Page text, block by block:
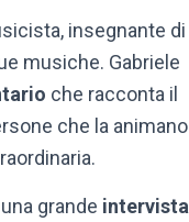
insegnante di
musiche. Gabriele
che racconta il
che la animano
una grande intervista